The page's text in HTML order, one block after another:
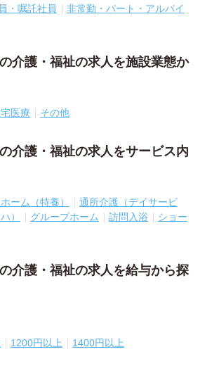
・嘱託社員
非常勤・パート・アルバイ
介護・福祉の求人を施設業態か
医療 その他
介護・福祉の求人をサービス内
ーム（特養）
通所介護（デイサービ
） グループホーム 訪問入浴
ショー
介護・福祉の求人を給与から探
1200円以上 1400円以上